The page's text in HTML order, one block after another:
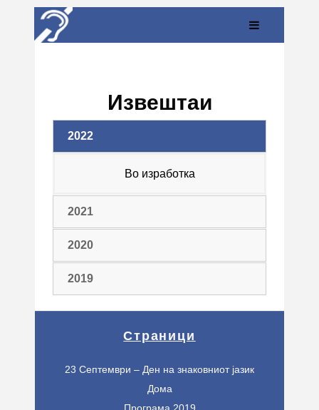
Извештаи
2022
Во изработка
2021
2020
2019
Страници
23 Септември – Ден на знаковниот јазик
Дома
Програма 2019